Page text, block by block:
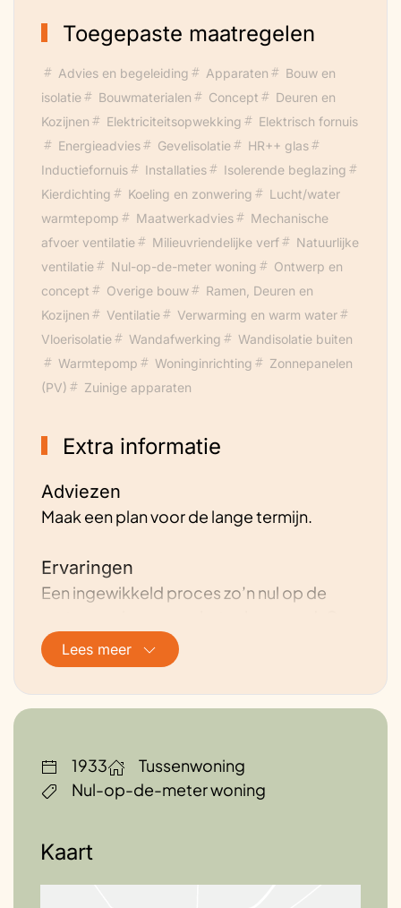
Toegepaste maatregelen
Advies en begeleiding Apparaten
Bouw en
isolatie
Bouwmaterialen Concept
Deuren en
Kozijnen
Elektriciteitsopwekking
Elektrisch fornuis
Energieadvies
Gevelisolatie
HR++ glas
Inductiefornuis
Installaties
Isolerende beglazing
Kierdichting
Koeling en zonwering
Lucht/water
warmtepomp
Maatwerkadvies
Mechanische
afvoer ventilatie
Milieuvriendelijke verf
Natuurlijke
ventilatie
Nul-op-de-meter woning
Ontwerp en
concept
Overige bouw
Ramen, Deuren en
Kozijnen
Ventilatie
Verwarming en warm water
Vloerisolatie
Wandafwerking
Wandisolatie buiten
Warmtepomp
Woninginrichting
Zonnepanelen
(PV)
Zuinige apparaten
Extra informatie
Adviezen
Maak een plan voor de lange termijn.
Ervaringen
Een ingewikkeld proces zo’n nul op de
huis is comfortabeler, warmer, en het
binnen klimaat is erg prettig.
watergebruik verder te reduceren.
Lees meer
1933
Tussenwoning
Nul-op-de-meter woning
Kaart